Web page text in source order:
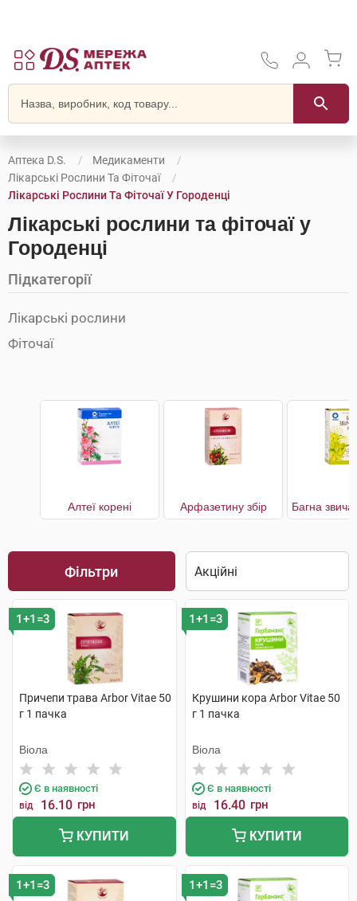
Аптека D.S.
Медикаменти
Лікарські Рослини Та Фіточаї
Лікарські Рослини Та Фіточаї У Городенці
Лікарські рослини та фіточаї у
Городенці
Підкатегорії
Лікарські рослини
Фіточаї
Алтеї корені Арфазетину збір
Фільтри
1+1=3
Причепи трава Arbor Vitae 50
г 1 пачка
Віола
Є в наявності
від 16.10 грн
КУПИТИ
1+1=3
Крушини кора Arbor Vitae 50
г 1 пачка
Віола
Є в наявності
від 16.40 грн
КУПИТИ
1+1=3 1+1=3